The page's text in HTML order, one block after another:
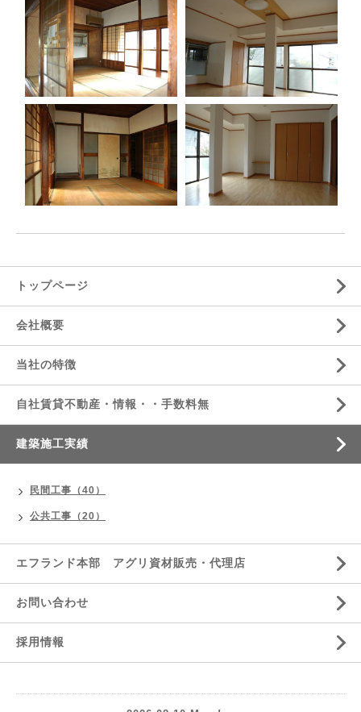
トップページ
会社概要
当社の特徴
自社賃貸不動産・情報・・手数料無
建築施工実績
民間工事（40）
公共工事（20）
エフランド本部 アグリ資材販売・代理店
お問い合わせ
採用情報